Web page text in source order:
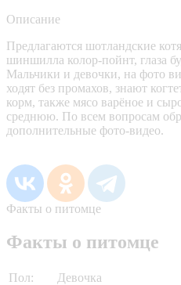
Описание
Предлагаются шотландские
шиншилла колор-пойнт, глаза
Мальчики и девочки, на фото
ходят без промахов, знают
корм, также мясо варёное и
среднюю. По всем вопросам
дополнительные фото-видео.
Факты о питомце
Факты о питомце
Пол:
Девочка